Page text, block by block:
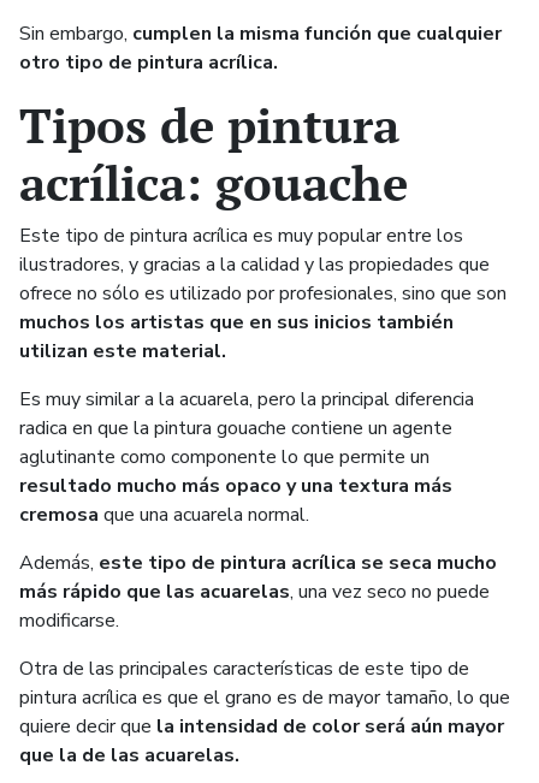
Sin embargo, cumplen la misma función que cualquier
otro tipo de pintura acrílica.
Tipos de pintura
acrílica: gouache
Este tipo de pintura acrílica es muy popular entre los
ilustradores, y gracias a la calidad y las propiedades que
ofrece no sólo es utilizado por profesionales, sino que son
muchos los artistas que en sus inicios también
utilizan este material.
Es muy similar a la acuarela, pero la principal diferencia
radica en que la pintura gouache contiene un agente
aglutinante como componente lo que permite un
resultado mucho más opaco y una textura más
cremosa que una acuarela normal.
Además, este tipo de pintura acrílica se seca mucho
más rápido que las acuarelas, una vez seco no puede
modificarse.
Otra de las principales características de este tipo de
pintura acrílica es que el grano es de mayor tamaño, lo que
quiere decir que la intensidad de color será aún mayor
que la de las acuarelas.